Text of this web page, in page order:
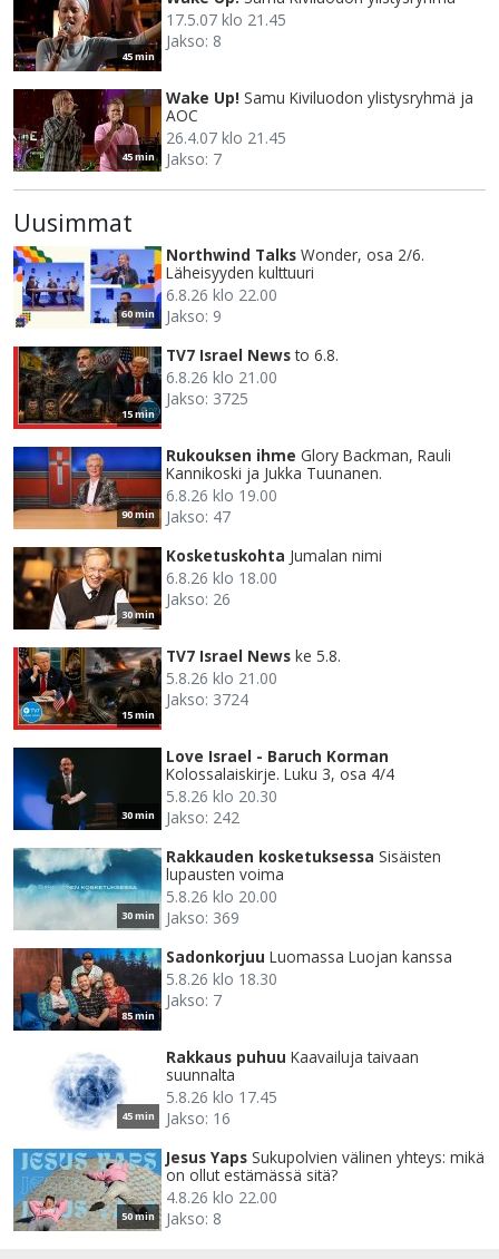
45 min
17.5.07 klo 21.45
Jakso: 8
45 min
Wake Up! Samu Kiviluodon ylistysryhmä ja
AOC
26.4.07 klo 21.45
Jakso: 7
Uusimmat
60 min
Northwind Talks Wonder, osa 2/6.
Läheisyyden kulttuuri
6.8.26 klo 22.00
Jakso: 9
15 min
TV7 Israel News to 6.8.
6.8.26 klo 21.00
Jakso: 3725
90 min
Rukouksen ihme Glory Backman, Rauli
Kannikoski ja Jukka Tuunanen.
6.8.26 klo 19.00
Jakso: 47
30 min
Kosketuskohta Jumalan nimi
6.8.26 klo 18.00
Jakso: 26
15 min
TV7 Israel News ke 5.8.
5.8.26 klo 21.00
Jakso: 3724
30 min
Love Israel - Baruch Korman
Kolossalaiskirje. Luku 3, osa 4/4
5.8.26 klo 20.30
Jakso: 242
30 min
Rakkauden kosketuksessa Sisäisten
lupausten voima
5.8.26 klo 20.00
Jakso: 369
85 min
Sadonkorjuu Luomassa Luojan kanssa
5.8.26 klo 18.30
Jakso: 7
45 min
Rakkaus puhuu Kaavailuja taivaan
suunnalta
5.8.26 klo 17.45
Jakso: 16
50 min
Jesus Yaps Sukupolvien välinen yhteys: mikä
on ollut estämässä sitä?
4.8.26 klo 22.00
Jakso: 8